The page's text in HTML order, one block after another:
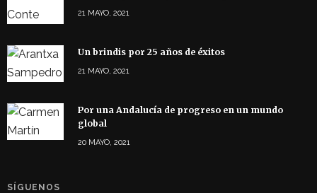
21 MAYO, 2021
Un brindis por 25 años de éxitos
21 MAYO, 2021
Por una Andalucía de progreso en un mundo
global
20 MAYO, 2021
SÍGUENOS